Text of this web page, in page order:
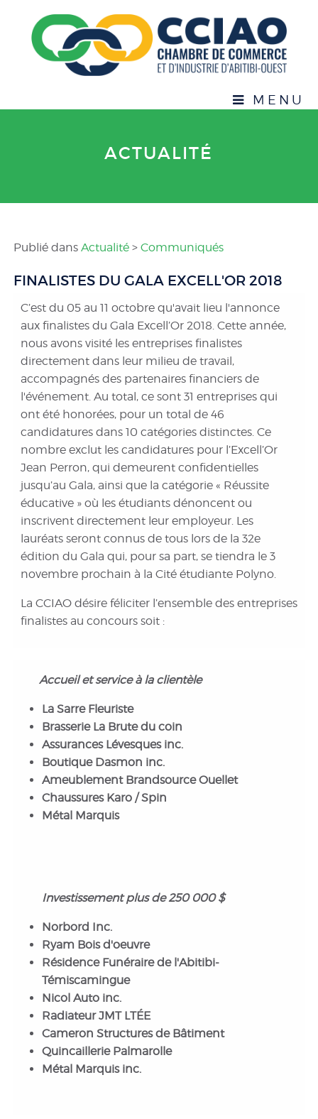
MENU
ACTUALITÉ
Publié dans Actualité> Communiqués
FINALISTES DU GALA EXCELL'OR 2018
C’est du 05 au 11 octobre qu'avait lieu l'annonce
aux finalistes du Gala Excell’Or 2018. Cette année,
nous avons visité les entreprises finalistes
directement dans leur milieu de travail,
accompagnés des partenaires financiers de
l'événement. Au total, ce sont 31 entreprises qui
ont été honorées, pour un total de 46
candidatures dans 10 catégories distinctes. Ce
nombre exclut les candidatures pour l’Excell’Or
Jean Perron, qui demeurent confidentielles
jusqu’au Gala, ainsi que la catégorie « Réussite
éducative » où les étudiants dénoncent ou
inscrivent directement leur employeur. Les
lauréats seront connus de tous lors de la 32e
édition du Gala qui, pour sa part, se tiendra le 3
novembre prochain à la Cité étudiante Polyno.
La CCIAO désire féliciter l’ensemble des entreprises
finalistes au concours soit :
Accueil et service à la clientèle
La Sarre Fleuriste
Brasserie La Brute du coin
Assurances Lévesques inc.
Boutique Dasmon inc.
Ameublement Brandsource Ouellet
Chaussures Karo / Spin
Métal Marquis
Investissement plus de 250 000 $
Norbord Inc.
Ryam Bois d'oeuvre
Résidence Funéraire de l'Abitibi-
Témiscamingue
Nicol Auto inc.
Radiateur JMT LTÉE
Cameron Structures de Bâtiment
Quincaillerie Palmarolle
Métal Marquis inc.